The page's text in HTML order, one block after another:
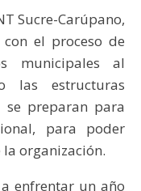
Sucre-Carúpano,
el proceso de
municipales al
las estructuras
preparan para
para poder
organización.
enfrentar un año